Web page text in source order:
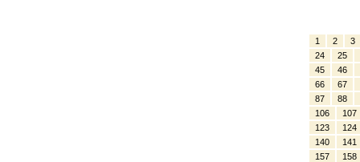
1 2
3
24
25
45
46
66
67
87
88
106
107
123
124
140
141
157
158